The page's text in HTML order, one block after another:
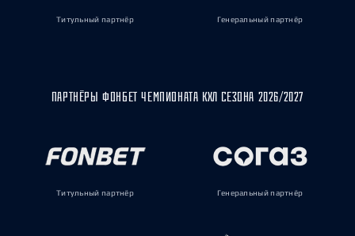
Титульный партнёр Генеральный партнёр
ПАРТНЁРЫ ФОНБЕТ ЧЕМПИОНАТА КХЛ СЕЗОНА 2026/2027
Титульный партнёр Генеральный партнёр